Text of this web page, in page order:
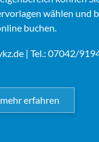
wählen und
buchen.
| Tel.: 07042/
mehr erfahren